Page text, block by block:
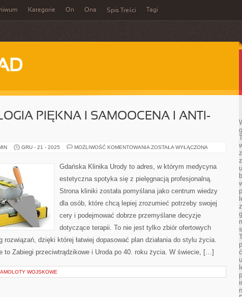
Kategorie On Ona Spis Treści Tagi
PIĘKNA I SAMOOCENA I ANTI-
GRU - 21 - 2025 MOŻLIWOŚĆ KOMENTOWANIA PSYCHOLOGIA
SAMOOCENA
I
AGING
ZOSTAŁA WYŁĄCZONA
Gdańska Klinika Urody to adres, w którym medycyna
estetyczna spotyka się z pielęgnacją profesjonalną.
Strona kliniki została pomyślana jako centrum wiedzy
dla osób, które chcą lepiej zrozumieć potrzeby swojej
cery i podejmować dobrze przemyślane decyzje
dotyczące terapii. To nie jest tylko zbiór ofertowych
rozwiązań, dzięki której łatwiej dopasować plan działania do stylu życia.
to Zabiegi przeciwtrądzikowe i Uroda po 40. roku życia. W świecie, […]
WOJSKOWE